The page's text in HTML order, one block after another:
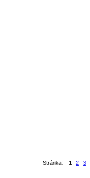
Stránka: 1 2 3